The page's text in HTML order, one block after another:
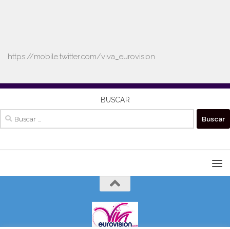
https://mobile.twitter.com/viva_eurovision
BUSCAR